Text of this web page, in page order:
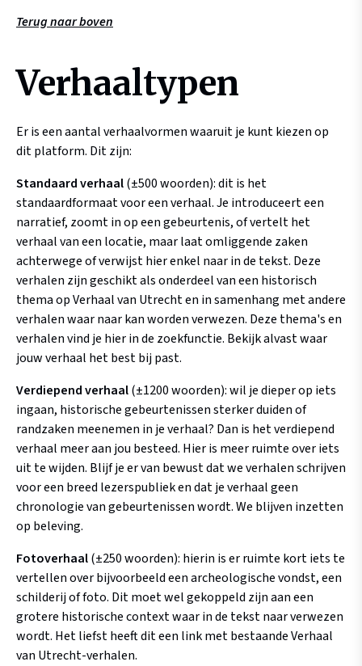
Terug naar boven
Verhaaltypen
Er is een aantal verhaalvormen waaruit je kunt kiezen op
dit platform. Dit zijn:
Standaard verhaal(±500 woorden): dit is het
standaardformaat voor een verhaal. Je introduceert een
narratief, zoomt in op een gebeurtenis, of vertelt het
verhaal van een locatie, maar laat omliggende zaken
achterwege of verwijst hier enkel naar in de tekst. Deze
verhalen zijn geschikt als onderdeel van een historisch
thema op Verhaal van Utrecht en in samenhang met andere
verhalen waar naar kan worden verwezen. Deze thema's en
verhalen vind je hier in de zoekfunctie. Bekijk alvast waar
jouw verhaal het best bij past.
Verdiepend verhaal(±1200 woorden): wil je dieper op iets
ingaan, historische gebeurtenissen sterker duiden of
randzaken meenemen in je verhaal? Dan is het verdiepend
verhaal meer aan jou besteed. Hier is meer ruimte over iets
uit te wijden. Blijf je er van bewust dat we verhalen schrijven
voor een breed lezerspubliek en dat je verhaal geen
chronologie van gebeurtenissen wordt. We blijven inzetten
op beleving.
Fotoverhaal(±250 woorden): hierin is er ruimte kort iets te
vertellen over bijvoorbeeld een archeologische vondst, een
schilderij of foto. Dit moet wel gekoppeld zijn aan een
grotere historische context waar in de tekst naar verwezen
wordt. Het liefst heeft dit een link met bestaande Verhaal
van Utrecht-verhalen.